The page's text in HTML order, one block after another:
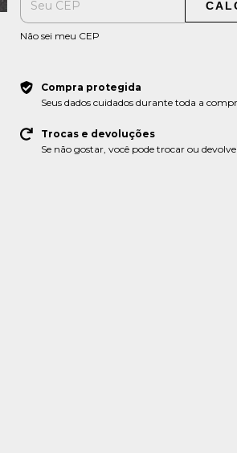
Não sei meu CEP
Compra protegida
Seus dados cuidados durante toda a
Trocas e devoluções
Se não gostar, você pode trocar ou